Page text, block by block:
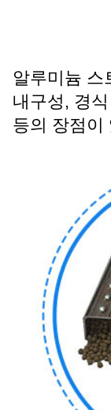
알루미늄 스
내구성, 경
등의 장점이